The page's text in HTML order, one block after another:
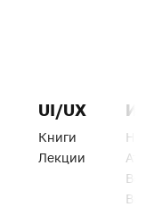
UI/UX
Книги
Лекции
Веб